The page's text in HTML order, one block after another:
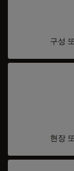
구성
현장